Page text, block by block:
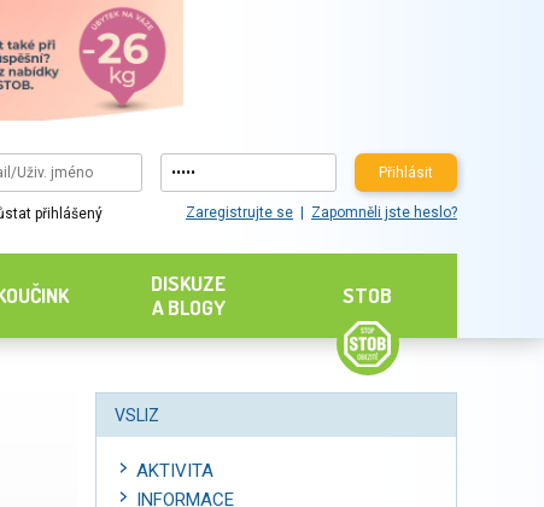
Přihlásit
přihlášený Zaregistrujte se Zapomněli jste heslo?
DISKUZE
A BLOGY
STOB
VSLIZ
AKTIVITA
INFORMACE